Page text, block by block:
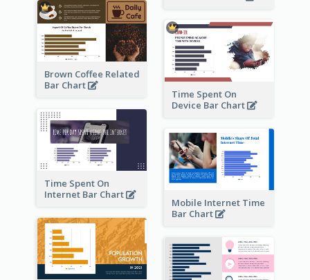
Brown Coffee Related
Bar Chart
Time Spent On
Device Bar Chart
Time Spent On
Internet Bar Chart
Mobile Internet Time
Bar Chart